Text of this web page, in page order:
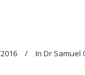
In Dr Samuel